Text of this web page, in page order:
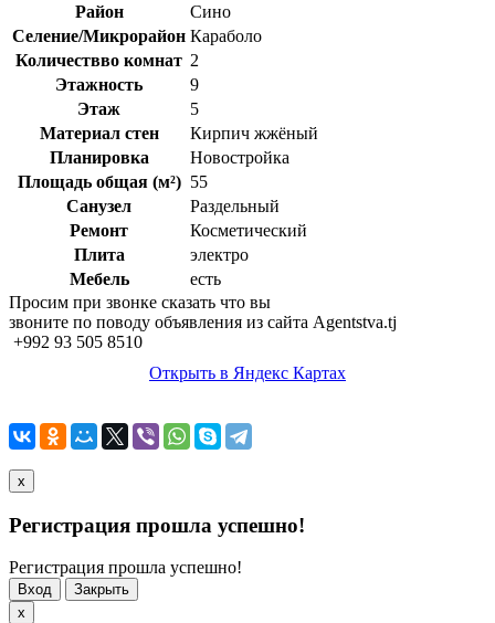
Район
Сино
Селение/Микрорайон Караболо
Количествво комнат 2
Этажность
9
Этаж
5
Материал стен
Кирпич жжёный
Планировка
Новостройка
Площадь общая (м²) 55
Санузел
Раздельный
Ремонт
Косметический
Плита
электро
Мебель
есть
Просим при звонке сказать что вы
звоните по поводу объявления из сайта Agentstva.tj
+992 93 505 8510
Открыть в Яндекс Картах
x
Регистрация прошла успешно!
Регистрация прошла успешно!
Вход
Закрыть
x